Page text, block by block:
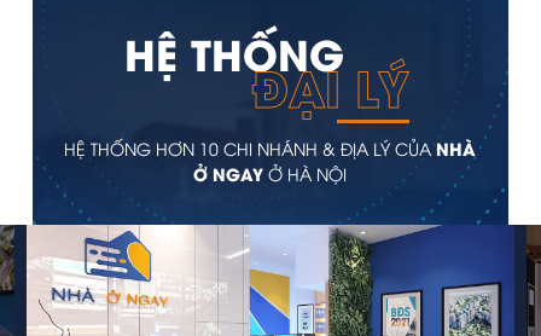
HỆ THỐNG
ĐẠI LÝ
HỆ THỐNG HƠN 10 CHI NHÁNH & ĐỊA LÝ CỦANHÀ
Ở NGAY Ở HÀ NỘI